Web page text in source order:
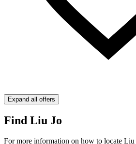
Expand all offers
Find Liu Jo
For more information on how to locate Liu